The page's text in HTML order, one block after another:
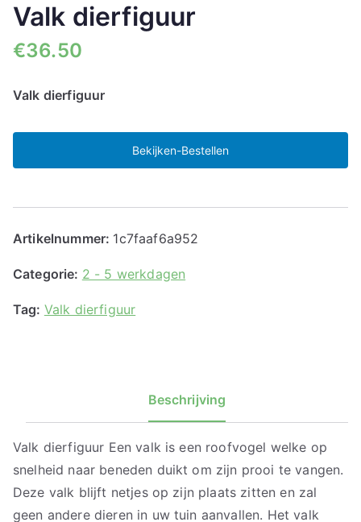
Valk dierfiguur
€36.50
Valk dierfiguur
Bekijken-Bestellen
Artikelnummer: 1c7faaf6a952
Categorie: 2 - 5 werkdagen
Tag: Valk dierfiguur
Beschrijving
Valk dierfiguur Een valk is een roofvogel welke op
snelheid naar beneden duikt om zijn prooi te vangen.
Deze valk blijft netjes op zijn plaats zitten en zal
geen andere dieren in uw tuin aanvallen. Het valk